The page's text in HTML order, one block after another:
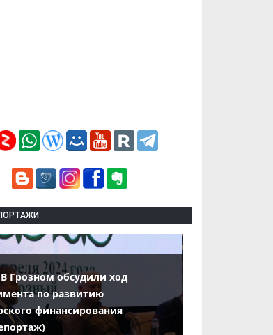
Грозном обсудили ход
по развитию
финансирования